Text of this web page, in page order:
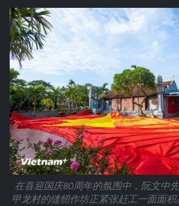
在喜迎国庆80周年的氛围中，阮文中
甲龙村的缝纫作坊正紧张赶工一面面